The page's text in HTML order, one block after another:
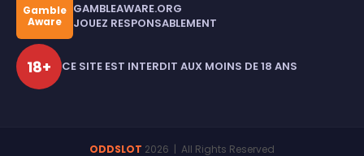
Gamble
Aware
GAMBLEAWARE.ORG
JOUEZ RESPONSABLEMENT
18+ CE SITE EST INTERDIT AUX MOINS DE 18 ANS
ODDSLOT 2026 | All Rights Reserved